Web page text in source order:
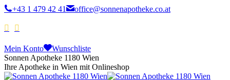
+43 1 479 42 41 office@sonnenapotheke.co.at
Mein Konto
Wunschliste
Sonnen Apotheke 1180 Wien
Ihre Apotheke in Wien mit Onlineshop